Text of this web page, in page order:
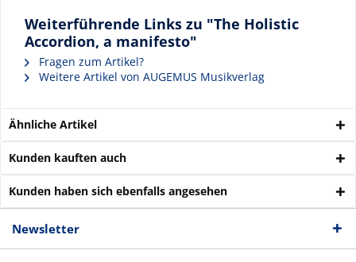
Weiterführende Links zu "The Holistic
Accordion, a manifesto"
Fragen zum Artikel?
Weitere Artikel von AUGEMUS Musikverlag
Ähnliche Artikel
Kunden kauften auch
Kunden haben sich ebenfalls angesehen
Newsletter